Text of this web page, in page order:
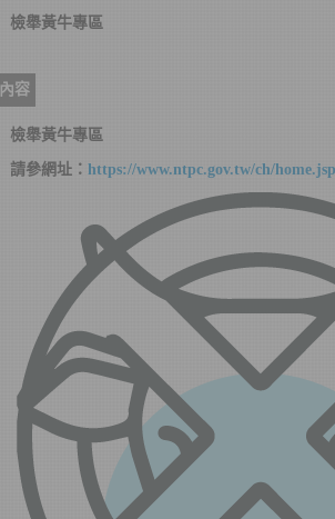
檢舉黃牛專區
內容
檢舉黃牛專區
請參網址： https://www.ntpc.gov.tw/ch/